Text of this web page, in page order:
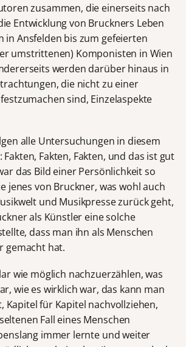
zusammen, die einerseits nach
Entwicklung von Bruckners Leben
in Ansfelden bis zum gefeierten
umstrittenen) Komponisten in Wien
werden darüber hinaus in
die nicht zu einer
sind, Einzelaspekte
alle Untersuchungen in diesem
Fakten, Fakten, und das ist gut
das Bild einer Persönlichkeit so
jenes von Bruckner, was wohl auch
und Musikpresse zurück geht,
als Künstler eine solche
dass man ihn als Menschen
gemacht hat.
wie möglich nachzuerzählen, was
wie es wirklich war, das kann man
Kapitel für Kapitel nachvollziehen,
Fall eines Menschen
immer lernte und weiter